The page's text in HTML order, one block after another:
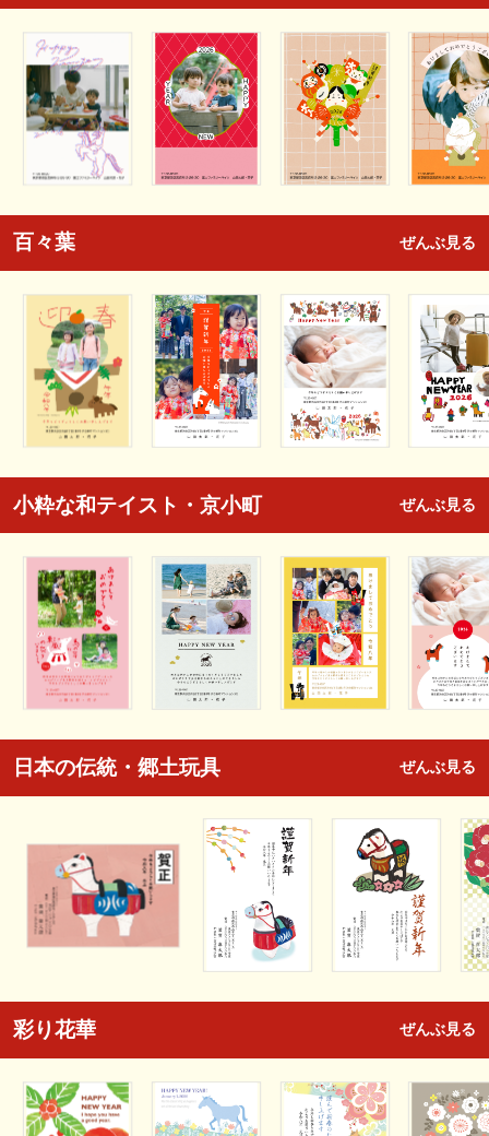
百々葉 ぜんぶ見る
小粋な和テイスト・京小町 ぜんぶ見る
日本の伝統・郷土玩具 ぜんぶ見る
彩り花華 ぜんぶ見る